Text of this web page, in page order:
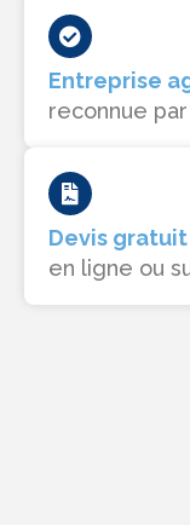
Entreprise
reconnue
Devis gratuit
en ligne ou